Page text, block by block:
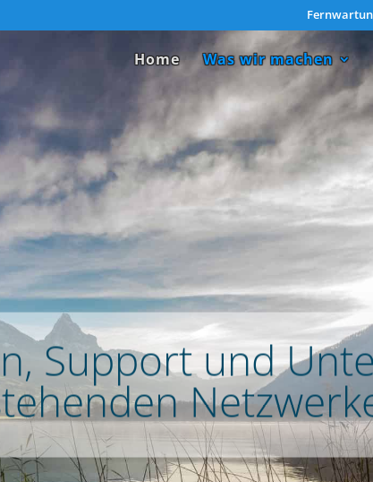
Home Was wir machen
Support und